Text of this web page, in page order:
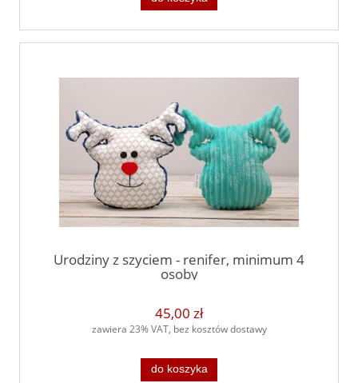
Urodziny z szyciem - renifer, minimum 4
osoby
45,00 zł
zawiera 23% VAT, bez kosztów dostawy
do koszyka